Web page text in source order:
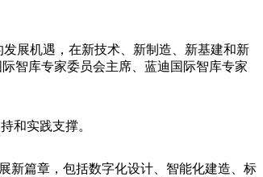
展机遇，在新技术、新制造、新基建和新
智库专家委员会主席、蓝迪国际智库专家
和实践支撑。
篇章，包括数字化设计、智能化建造、标